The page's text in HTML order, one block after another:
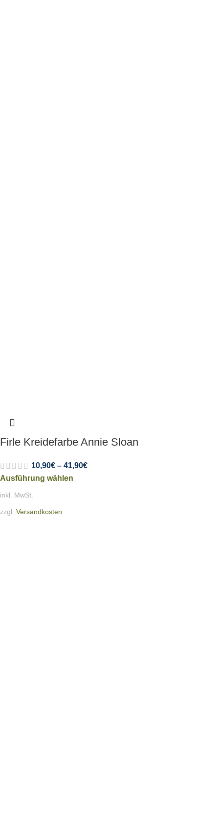
Firle Kreidefarbe Annie Sloan
10,90€ – 41,90€
Ausführung wählen
inkl. MwSt.
zzgl. Versandkosten